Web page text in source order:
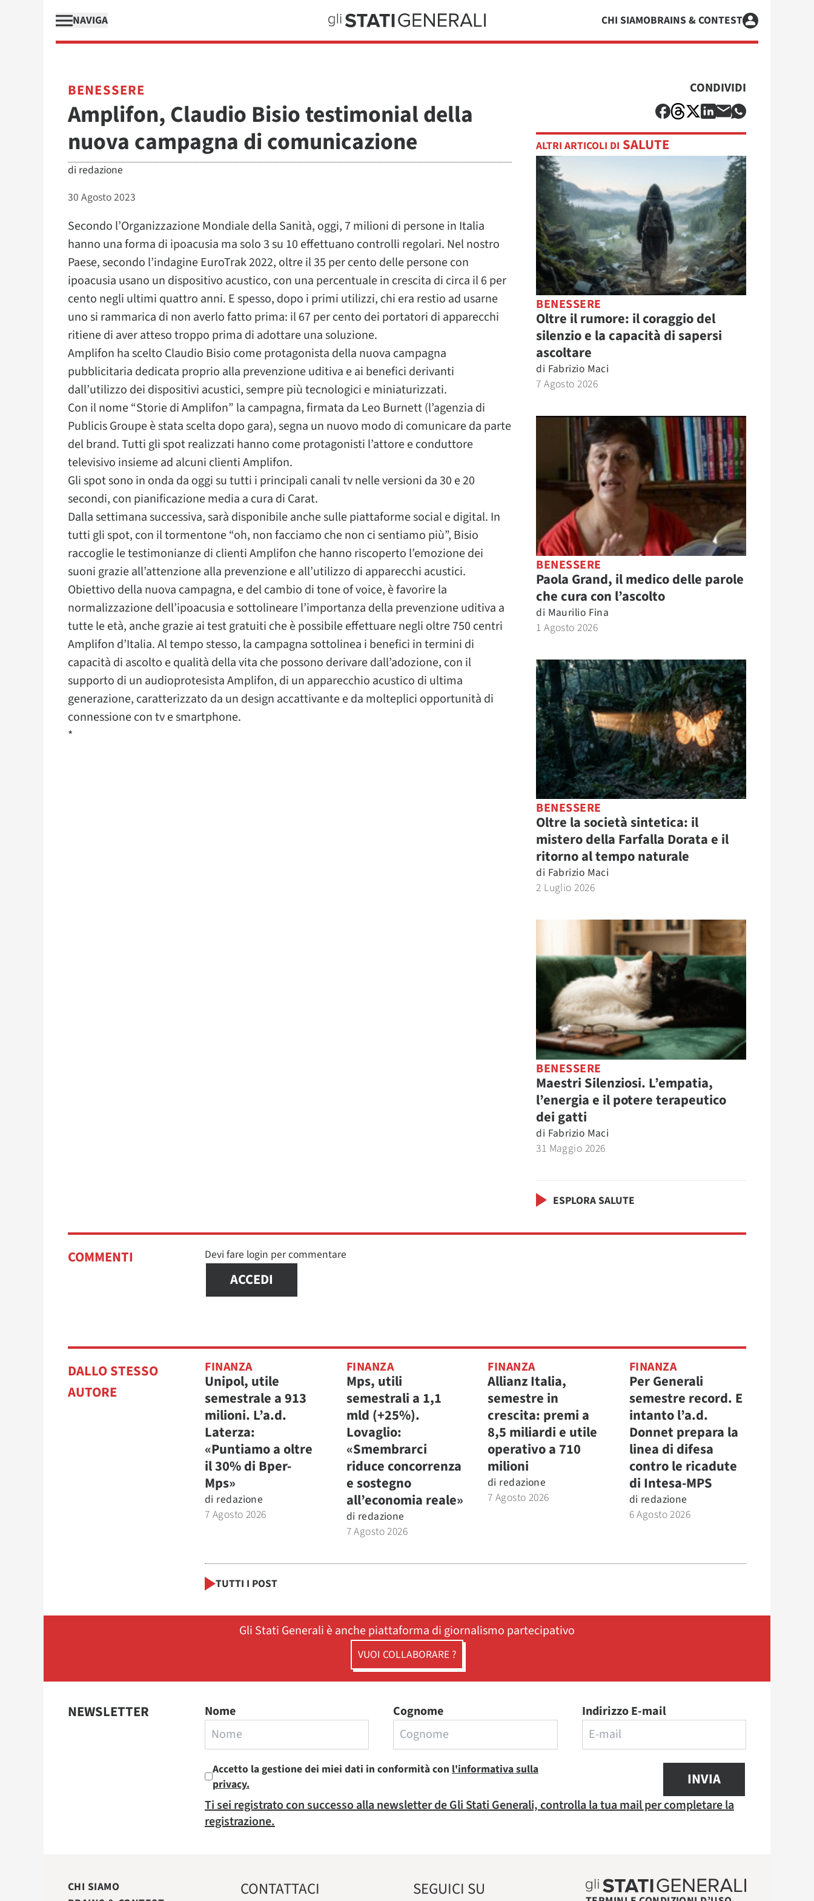
NAVIGA CHI SIAMOBRAINS & CONTEST
BENESSERE
Amplifon, Claudio Bisio testimonial della
nuova campagna di comunicazione
di redazione
30 Agosto 2023
Secondo l’Organizzazione Mondiale della Sanità, oggi, 7 milioni di persone in Italia
hanno una forma di ipoacusia ma solo 3 su 10 effettuano controlli regolari. Nel nostro
Paese, secondo l’indagine EuroTrak 2022, oltre il 35 per cento delle persone con
ipoacusia usano un dispositivo acustico, con una percentuale in crescita di circa il 6 per
cento negli ultimi quattro anni. E spesso, dopo i primi utilizzi, chi era restio ad usarne
uno si rammarica di non averlo fatto prima: il 67 per cento dei portatori di apparecchi
ritiene di aver atteso troppo prima di adottare una soluzione.
Amplifon ha scelto Claudio Bisio come protagonista della nuova campagna
pubblicitaria dedicata proprio alla prevenzione uditiva e ai benefici derivanti
dall’utilizzo dei dispositivi acustici, sempre più tecnologici e miniaturizzati.
Con il nome “Storie di Amplifon” la campagna, firmata da Leo Burnett (l’agenzia di
Publicis Groupe è stata scelta dopo gara), segna un nuovo modo di comunicare da parte
del brand. Tutti gli spot realizzati hanno come protagonisti l’attore e conduttore
televisivo insieme ad alcuni clienti Amplifon.
Gli spot sono in onda da oggi su tutti i principali canali tv nelle versioni da 30 e 20
secondi, con pianificazione media a cura di Carat.
Dalla settimana successiva, sarà disponibile anche sulle piattaforme social e digital. In
tutti gli spot, con il tormentone “oh, non facciamo che non ci sentiamo più”, Bisio
raccoglie le testimonianze di clienti Amplifon che hanno riscoperto l’emozione dei
suoni grazie all’attenzione alla prevenzione e all’utilizzo di apparecchi acustici.
Obiettivo della nuova campagna, e del cambio di tone of voice, è favorire la
normalizzazione dell’ipoacusia e sottolineare l’importanza della prevenzione uditiva a
tutte le età, anche grazie ai test gratuiti che è possibile effettuare negli oltre 750 centri
Amplifon d’Italia. Al tempo stesso, la campagna sottolinea i benefici in termini di
capacità di ascolto e qualità della vita che possono derivare dall’adozione, con il
supporto di un audioprotesista Amplifon, di un apparecchio acustico di ultima
generazione, caratterizzato da un design accattivante e da molteplici opportunità di
connessione con tv e smartphone.
*
CONDIVIDI
ALTRI ARTICOLI DI SALUTE
BENESSERE
Oltre il rumore: il coraggio del
silenzio e la capacità di sapersi
ascoltare
di Fabrizio Maci
7 Agosto 2026
BENESSERE
Paola Grand, il medico delle parole
che cura con l’ascolto
di Maurilio Fina
1 Agosto 2026
BENESSERE
Oltre la società sintetica: il
mistero della Farfalla Dorata e il
ritorno al tempo naturale
di Fabrizio Maci
2 Luglio 2026
BENESSERE
Maestri Silenziosi. L’empatia,
l’energia e il potere terapeutico
dei gatti
di Fabrizio Maci
31 Maggio 2026
ESPLORA SALUTE
COMMENTI Devi fare login per commentare
ACCEDI
DALLO STESSO
AUTORE
FINANZA
Unipol, utile
semestrale a 913
milioni. L’a.d.
Laterza:
«Puntiamo a oltre
il 30% di Bper-
Mps»
di redazione
7 Agosto 2026
FINANZA
Mps, utili
semestrali a 1,1
mld (+25%).
Lovaglio:
«Smembrarci
riduce concorrenza
e sostegno
all’economia reale»
di redazione
7 Agosto 2026
FINANZA
Allianz Italia,
semestre in
crescita: premi a
8,5 miliardi e utile
operativo a 710
milioni
di redazione
7 Agosto 2026
FINANZA
Per Generali
semestre record. E
intanto l’a.d.
Donnet prepara la
linea di difesa
contro le ricadute
di Intesa-MPS
di redazione
6 Agosto 2026
TUTTI I POST
Gli Stati Generali è anche piattaforma di giornalismo partecipativo
VUOI COLLABORARE ?
NEWSLETTER Nome Cognome Indirizzo E-mail
Accetto la gestione dei miei dati in conformità con l'informativa sulla
privacy.
INVIA
Ti sei registrato con successo alla newsletter de Gli Stati Generali, controlla la tua mail per completare la
registrazione.
CHI SIAMO
CONTATTACI SEGUICI SU